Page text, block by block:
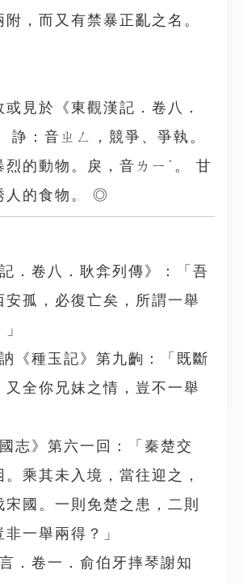
，而又有禁暴正亂之名。
或見於《東觀漢記．卷八．
諍：音ㄓㄥ，競爭、爭執。
烈的動物。戾，音ㄌㄧˋ。 甘
人的食物。 ◎
．卷八．耿弇列傳》：「吾
安孤，必復亡矣，所謂一舉
《種玉記》第九齣：「既斷
又全你兄妹之情，豈不一舉
志》第六一回：「秦楚交
乘其未入境，當往迎之，
宋國。一則免楚之患，二則
一舉兩得？」
．卷一．俞伯牙摔琴謝知